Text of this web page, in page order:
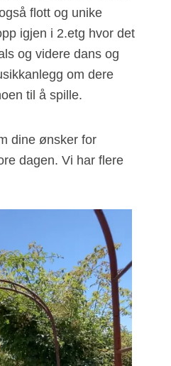
flott og unike
igjen i 2.etg hvor det
og videre dans og
om dere
til å spille.
dine ønsker for
dagen. Vi har flere